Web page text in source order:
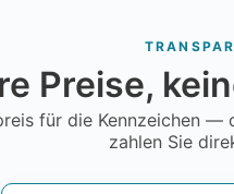
Preise,
für die Kennzeichen —
zahlen Sie